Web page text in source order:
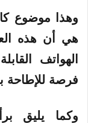
وهذا موضوع
هي أن هذه
الهواتف
فرصة للإطاحة
وكما يليق